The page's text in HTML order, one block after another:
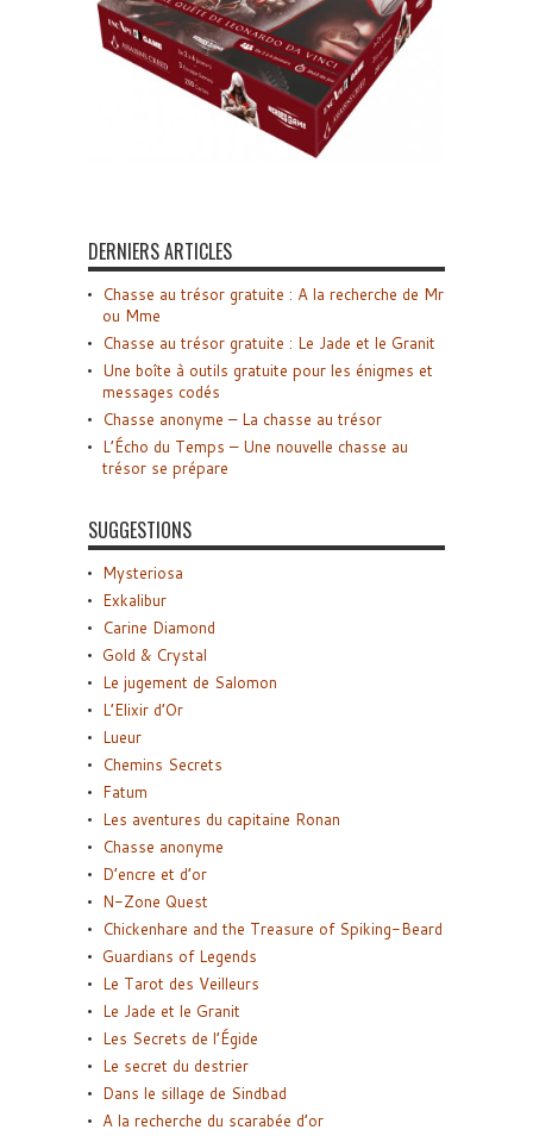
DERNIERS ARTICLES
Chasse au trésor gratuite : A la recherche de Mr
ou Mme
Chasse au trésor gratuite : Le Jade et le Granit
Une boîte à outils gratuite pour les énigmes et
messages codés
Chasse anonyme – La chasse au trésor
L’Écho du Temps – Une nouvelle chasse au
trésor se prépare
SUGGESTIONS
Mysteriosa
Exkalibur
Carine Diamond
Gold & Crystal
Le jugement de Salomon
L’Elixir d’Or
Lueur
Chemins Secrets
Fatum
Les aventures du capitaine Ronan
Chasse anonyme
D’encre et d’or
N-Zone Quest
Chickenhare and the Treasure of Spiking-Beard
Guardians of Legends
Le Tarot des Veilleurs
Le Jade et le Granit
Les Secrets de l’Égide
Le secret du destrier
Dans le sillage de Sindbad
A la recherche du scarabée d’or